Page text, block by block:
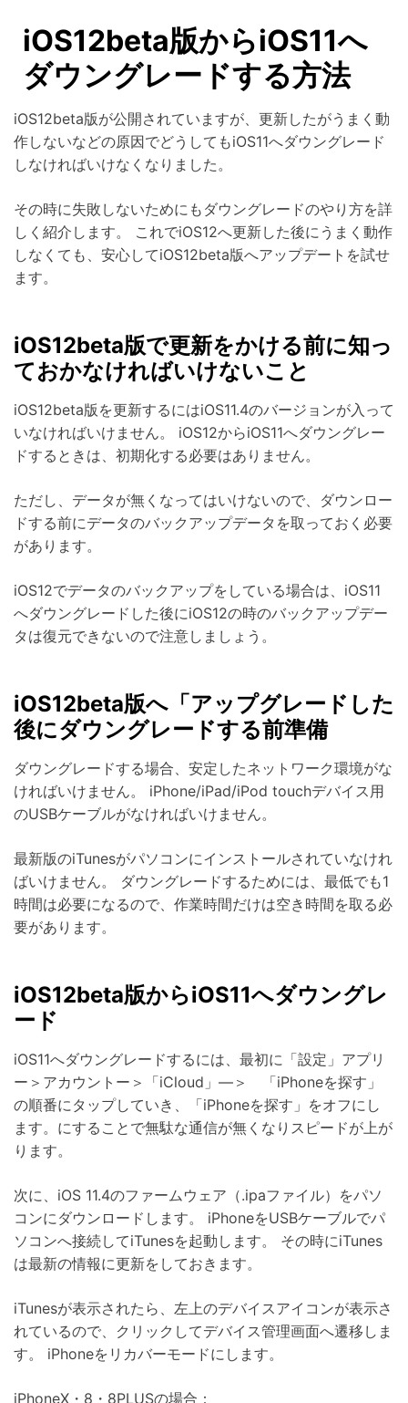
iOS12beta版からiOS11へ
ダウングレードする方法
iOS12beta版が公開されていますが、更新したがうまく動
作しないなどの原因でどうしてもiOS11へダウングレード
しなければいけなくなりました。
その時に失敗しないためにもダウングレードのやり方を詳
しく紹介します。 これでiOS12へ更新した後にうまく動作
しなくても、安心してiOS12beta版へアップデートを試せ
ます。
iOS12beta版で更新をかける前に知っ
ておかなければいけないこと
iOS12beta版を更新するにはiOS11.4のバージョンが入って
いなければいけません。 iOS12からiOS11へダウングレー
ドするときは、初期化する必要はありません。
ただし、データが無くなってはいけないので、ダウンロー
ドする前にデータのバックアップデータを取っておく必要
があります。
iOS12でデータのバックアップをしている場合は、iOS11
へダウングレードした後にiOS12の時のバックアップデー
タは復元できないので注意しましょう。
iOS12beta版へ「アップグレードした
後にダウングレードする前準備
ダウングレードする場合、安定したネットワーク環境がな
ければいけません。 iPhone/iPad/iPod touchデバイス用
のUSBケーブルがなければいけません。
最新版のiTunesがパソコンにインストールされていなけれ
ばいけません。 ダウングレードするためには、最低でも1
時間は必要になるので、作業時間だけは空き時間を取る必
要があります。
iOS12beta版からiOS11へダウングレ
ード
iOS11へダウングレードするには、最初に「設定」アプリ
ー＞アカウントー＞「iCloud」―＞ 「iPhoneを探す」
の順番にタップしていき、「iPhoneを探す」をオフにし
ます。にすることで無駄な通信が無くなりスピードが上が
ります。
次に、iOS 11.4のファームウェア（.ipaファイル）をパソ
コンにダウンロードします。 iPhoneをUSBケーブルでパ
ソコンへ接続してiTunesを起動します。 その時にiTunes
は最新の情報に更新をしておきます。
iTunesが表示されたら、左上のデバイスアイコンが表示さ
れているので、クリックしてデバイス管理画面へ遷移しま
す。 iPhoneをリカバーモードにします。
iPhoneX・8・8PLUSの場合：